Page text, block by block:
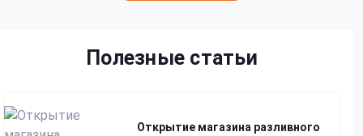
Полезные статьи
Открытие магазина разливного